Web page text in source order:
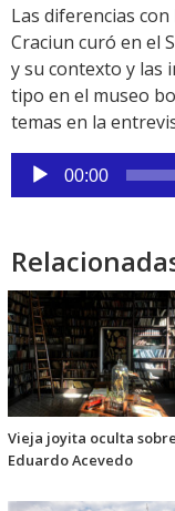
Las diferencias
Craciun curó en el
y su contexto y las
tipo en el museo
temas en la
Reproductor
de
00:00
Vieja joyita oculta sobre
Eduardo Acevedo